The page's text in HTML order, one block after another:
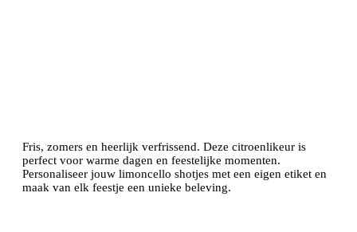
Fris, zomers en heerlijk verfrissend. Deze citroenlikeur is
perfect voor warme dagen en feestelijke momenten.
Personaliseer jouw limoncello shotjes met een eigen etiket en
maak van elk feestje een unieke beleving.